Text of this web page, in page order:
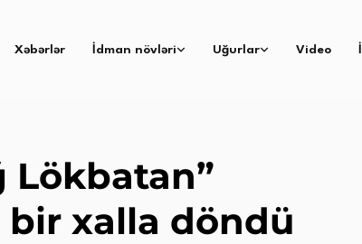
Xəbərlər İdman növləri Uğurlar Video
Lökbatan”
bir xalla döndü